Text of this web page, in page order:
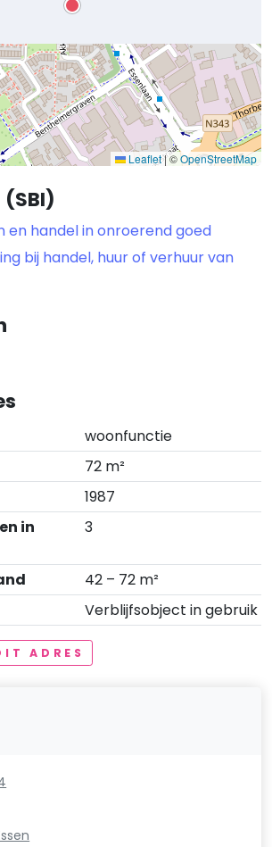
Leaflet|©OpenStreetMap
en handel in onroerend goed
bij handel, huur of verhuur van
woonfunctie
72 m²
1987
in
3
42 – 72 m²
Verblijfsobject in gebruik
ADRES